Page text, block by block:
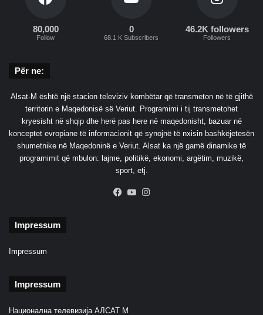
80,000
Follow
0
68.1 K Subscribers
46.2K followers
Followers
Për ne:
Alsat-M është një stacion televiziv kombëtar që transmeton në të gjithë
territorin e Maqedonisë së Veriut. Programimi i tij transmetohet
kryesisht në shqip dhe herë pas here në maqedonisht, bazuar në
konceptet evropiane të informacionit që synojnë të nxisin bashkëjetesën
shumetnike në Maqedoninë e Veriut. Alsat ka një gamë dinamike të
programimit që mbulon: lajme, politikë, ekonomi, argëtim, muzikë,
sport, etj.
Facebook
YouTube
Impressum
Impressum
Impressum
Национална телевизија АЛСАТ М